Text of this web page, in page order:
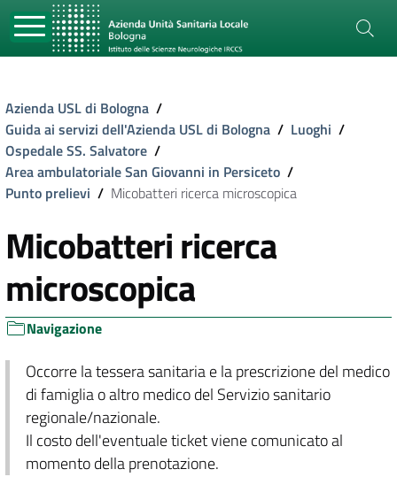
Azienda USL di Bologna /
Guida ai servizi dell'Azienda USL di Bologna / Luoghi /
Ospedale SS. Salvatore /
Area ambulatoriale San Giovanni in Persiceto /
Punto prelievi / Micobatteri ricerca microscopica
Micobatteri ricerca
microscopica
Navigazione
Occorre la tessera sanitaria e la prescrizione del medico
di famiglia o altro medico del Servizio sanitario
regionale/nazionale.
Il costo dell'eventuale ticket viene comunicato al
momento della prenotazione.